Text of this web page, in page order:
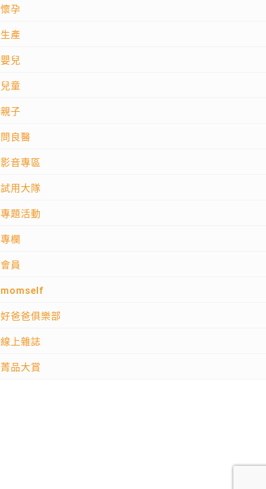
懷孕
生產
嬰兒
兒童
親子
問良醫
影音專區
試用大隊
專題活動
專欄
會員
momself
好爸爸俱樂部
線上雜誌
菁品大賞